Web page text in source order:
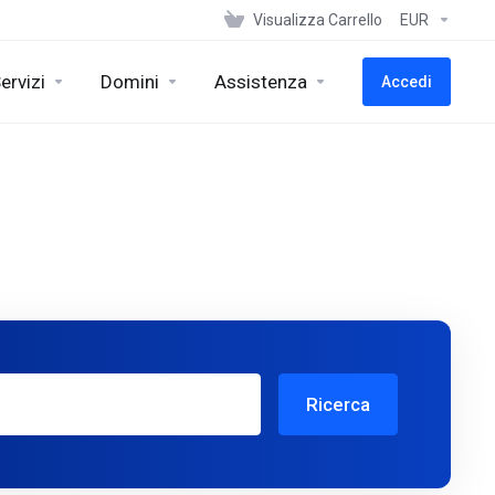
Visualizza Carrello EUR
Domini Assistenza Accedi
Ricerca